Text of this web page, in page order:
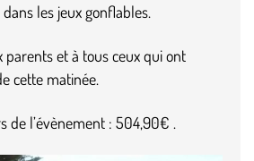
les jeux gonflables.
parents et à tous ceux qui ont
cette matinée.
de l’évènement : 504,90€ .